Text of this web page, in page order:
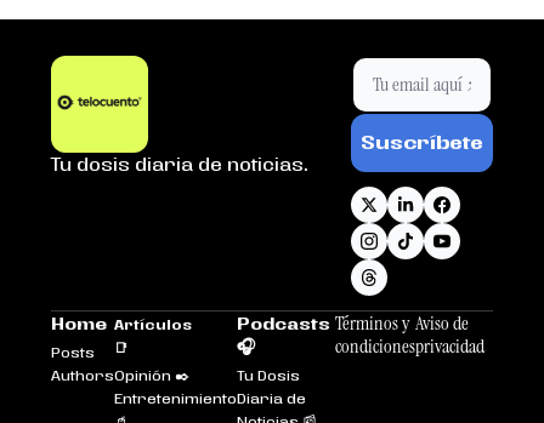
Tu dosis diaria de noticias.
Suscríbete
Home
Posts
Authors
Artículos
📑
Opinión ✒️
Entretenimiento
Podcasts
🎧
Tu Dosis
Diaria de
Términos y
condiciones
Aviso de
privacidad